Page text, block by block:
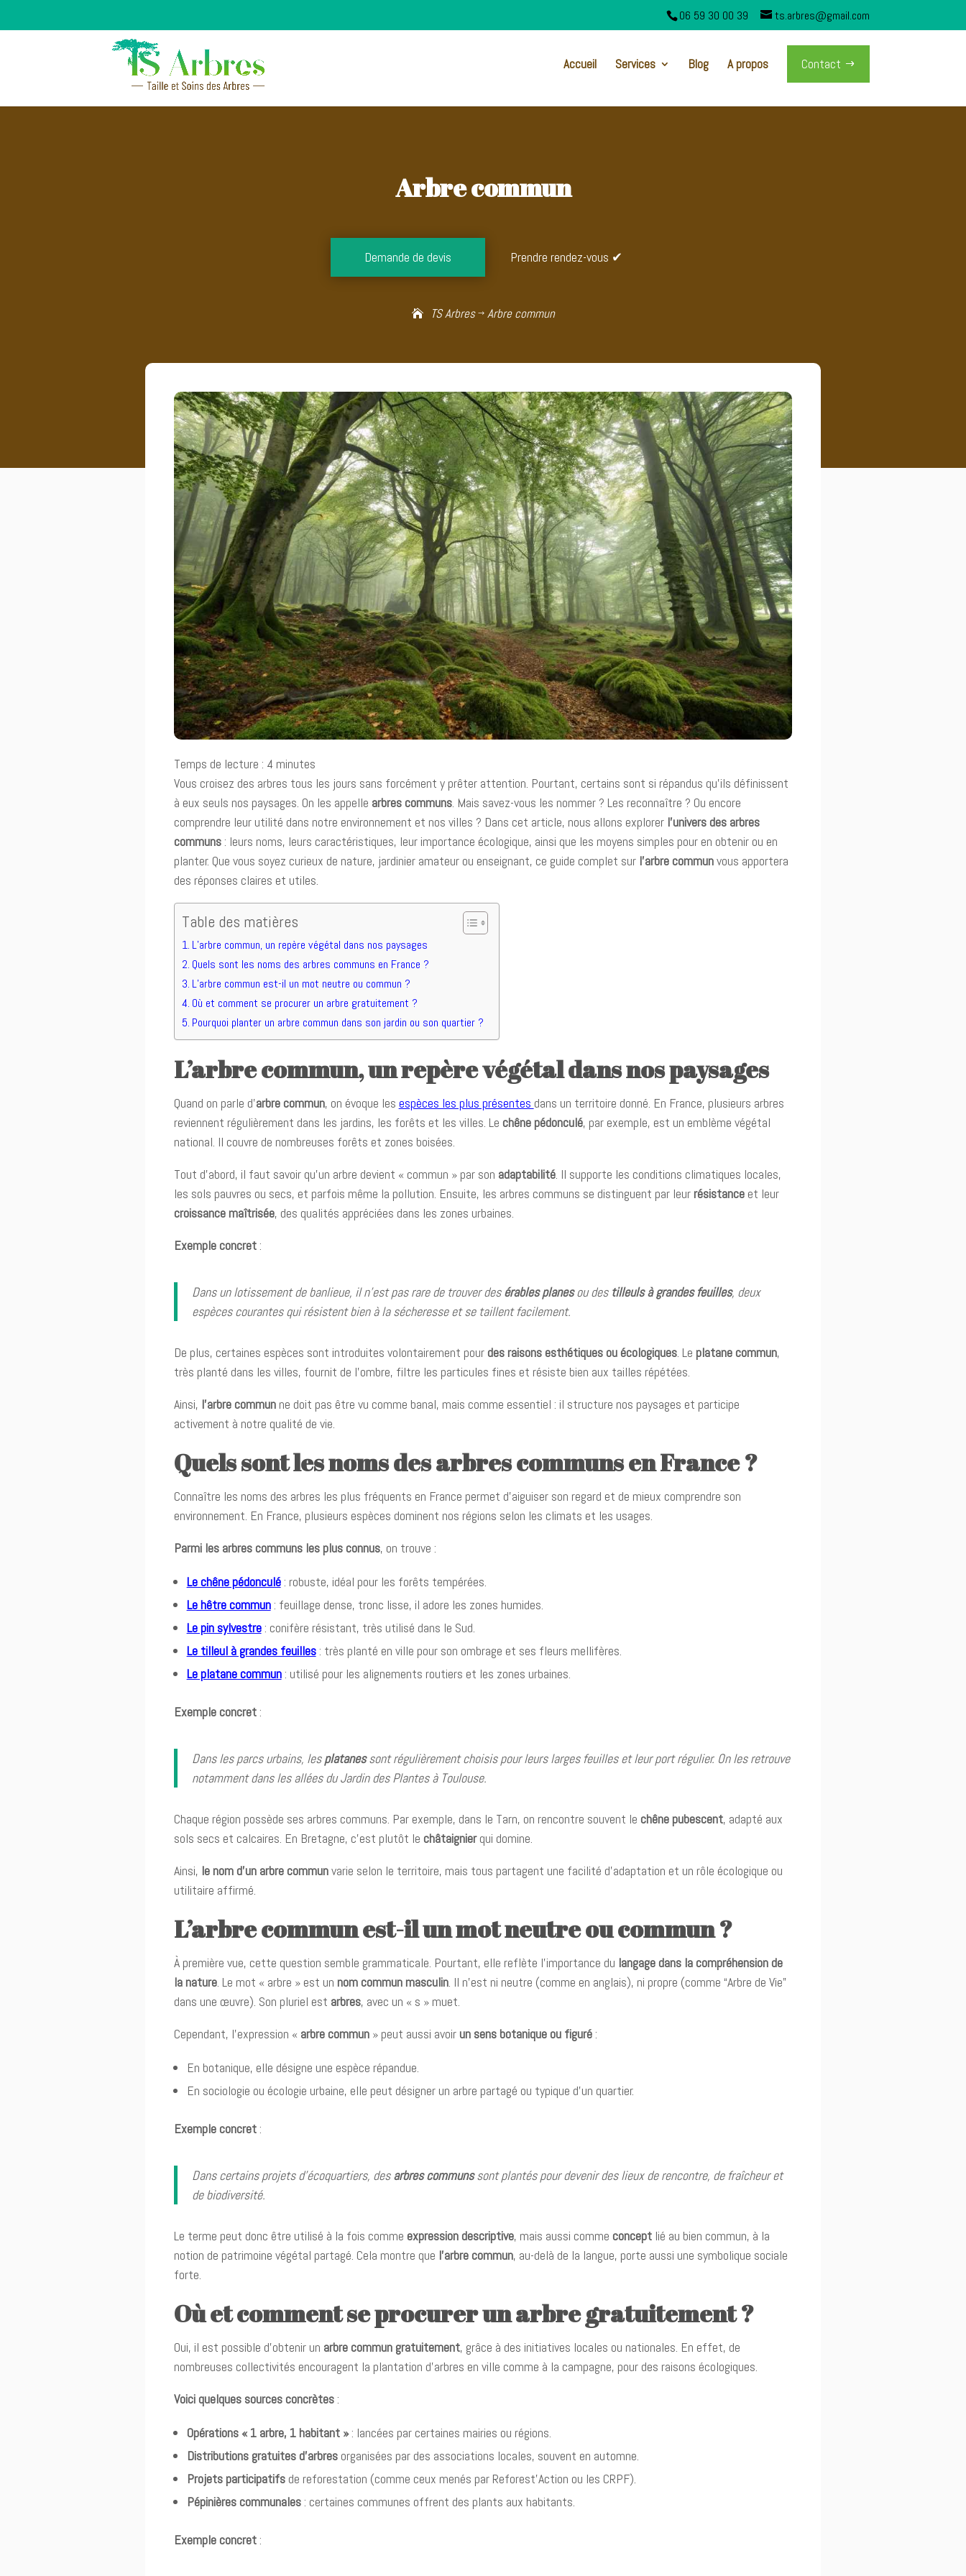
06 59 30 00 39 ts.arbres@gmail.com
Accueil Services Blog A propos Contact
Arbre commun
Demande de devis Prendre rendez-vous ✔
TS Arbres $ Arbre commun
Temps de lecture : 4 minutes
Vous croisez des arbres tous les jours sans forcément y prêter attention. Pourtant, certains sont si répandus qu’ils définissent
à eux seuls nos paysages. On les appelle arbres communs. Mais savez-vous les nommer ? Les reconnaître ? Ou encore
comprendre leur utilité dans notre environnement et nos villes ? Dans cet article, nous allons explorer l’univers des arbres
communs: leurs noms, leurs caractéristiques, leur importance écologique, ainsi que les moyens simples pour en obtenir ou en
planter. Que vous soyez curieux de nature, jardinier amateur ou enseignant, ce guide complet sur l’arbre communvous apportera
des réponses claires et utiles.
Table des matières
L’arbre commun, un repère végétal dans nos paysages
Quels sont les noms des arbres communs en France ?
L’arbre commun est-il un mot neutre ou commun ?
Où et comment se procurer un arbre gratuitement ?
Pourquoi planter un arbre commun dans son jardin ou son quartier ?
L’arbre commun, un repère végétal dans nos paysages
Quand on parle d’arbre commun, on évoque les espèces les plus présentes dans un territoire donné. En France, plusieurs arbres
reviennent régulièrement dans les jardins, les forêts et les villes. Le chêne pédonculé, par exemple, est un emblème végétal
national. Il couvre de nombreuses forêts et zones boisées.
Tout d’abord, il faut savoir qu’un arbre devient « commun » par son adaptabilité. Il supporte les conditions climatiques locales,
les sols pauvres ou secs, et parfois même la pollution. Ensuite, les arbres communs se distinguent par leur résistanceet leur
croissance maîtrisée, des qualités appréciées dans les zones urbaines.
Exemple concret:
Dans un lotissement de banlieue, il n’est pas rare de trouver desérables planesou des tilleuls à grandes feuilles, deux
espèces courantes qui résistent bien à la sécheresse et se taillent facilement.
De plus, certaines espèces sont introduites volontairement pour des raisons esthétiques ou écologiques. Le platane commun,
très planté dans les villes, fournit de l’ombre, filtre les particules fines et résiste bien aux tailles répétées.
Ainsi, l’arbre communne doit pas être vu comme banal, mais comme essentiel : il structure nos paysages et participe
activement à notre qualité de vie.
Quels sont les noms des arbres communs en France ?
Connaître les noms des arbres les plus fréquents en France permet d’aiguiser son regard et de mieux comprendre son
environnement. En France, plusieurs espèces dominent nos régions selon les climats et les usages.
Parmi les arbres communs les plus connus, on trouve :
Le chêne pédonculé: robuste, idéal pour les forêts tempérées.
Le hêtre commun: feuillage dense, tronc lisse, il adore les zones humides.
Le pin sylvestre: conifère résistant, très utilisé dans le Sud.
Le tilleul à grandes feuilles: très planté en ville pour son ombrage et ses fleurs mellifères.
Le platane commun: utilisé pour les alignements routiers et les zones urbaines.
Exemple concret:
Dans les parcs urbains, lesplatanessont régulièrement choisis pour leurs larges feuilles et leur port régulier. On les retrouve
notamment dans les allées du Jardin des Plantes à Toulouse.
Chaque région possède ses arbres communs. Par exemple, dans le Tarn, on rencontre souvent le chêne pubescent, adapté aux
sols secs et calcaires. En Bretagne, c’est plutôt le châtaignierqui domine.
Ainsi, le nom d’un arbre communvarie selon le territoire, mais tous partagent une facilité d’adaptation et un rôle écologique ou
utilitaire affirmé.
L’arbre commun est-il un mot neutre ou commun ?
À première vue, cette question semble grammaticale. Pourtant, elle reflète l’importance du langage dans la compréhension de
la nature. Le mot « arbre » est un nom commun masculin. Il n’est ni neutre (comme en anglais), ni propre (comme “Arbre de Vie”
dans une œuvre). Son pluriel est arbres, avec un « s » muet.
Cependant, l’expression « arbre commun» peut aussi avoir un sens botanique ou figuré:
En botanique, elle désigne une espèce répandue.
En sociologie ou écologie urbaine, elle peut désigner un arbre partagé ou typique d’un quartier.
Exemple concret:
Dans certains projets d’écoquartiers, desarbres communssont plantés pour devenir des lieux de rencontre, de fraîcheur et
de biodiversité.
Le terme peut donc être utilisé à la fois comme expression descriptive, mais aussi comme conceptlié au bien commun, à la
notion de patrimoine végétal partagé. Cela montre que l’arbre commun, au-delà de la langue, porte aussi une symbolique sociale
forte.
Où et comment se procurer un arbre gratuitement ?
Oui, il est possible d’obtenir un arbre commun gratuitement, grâce à des initiatives locales ou nationales. En effet, de
nombreuses collectivités encouragent la plantation d’arbres en ville comme à la campagne, pour des raisons écologiques.
Voici quelques sources concrètes:
Opérations « 1 arbre, 1 habitant »: lancées par certaines mairies ou régions.
Distributions gratuites d’arbresorganisées par des associations locales, souvent en automne.
Projets participatifsde reforestation (comme ceux menés par Reforest’Action ou les CRPF).
Pépinières communales: certaines communes offrent des plants aux habitants.
Exemple concret: